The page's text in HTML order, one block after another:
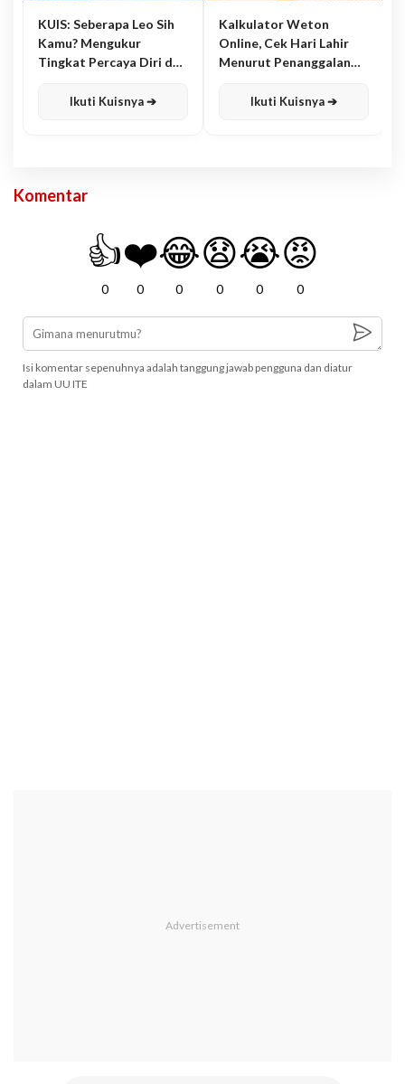
KUIS: Seberapa Leo Sih
Kamu? Mengukur
Tingkat Percaya Diri dan
Ikuti Kuisnya ➔
Kalkulator Weton
Online, Cek Hari Lahir
Menurut Penanggalan
Ikuti Kuisnya ➔
Komentar
👍
0
❤️
0
😂
0
😧
0
😭
0
😡
0
Isi komentar sepenuhnya adalah tanggung jawab pengguna dan diatur
dalam UU ITE